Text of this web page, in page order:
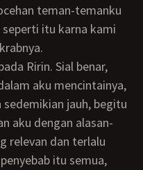
teman-temanku
itu karna kami
aku mencintainya,
sedemikian jauh, begitu
aku dengan alasan-
relevan dan terlalu
itu semua,